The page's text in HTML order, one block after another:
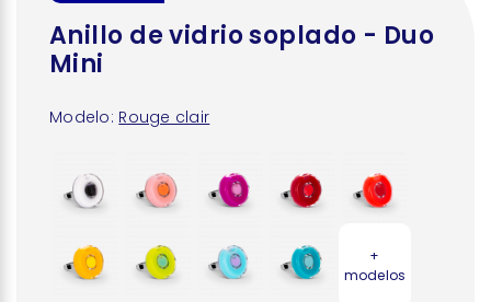
Anillo de vidrio soplado - Duo
Mini
Modelo: Rouge clair
+
modelos